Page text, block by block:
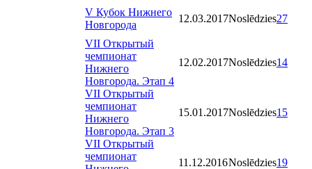
V Кубок Нижнего
Новгорода
12.03.2017Noslēdzies27
VII Открытый
чемпионат
Нижнего
Новгорода. Этап 4
12.02.2017Noslēdzies14
VII Открытый
чемпионат
Нижнего
Новгорода. Этап 3
15.01.2017Noslēdzies15
VII Открытый
чемпионат
11.12.2016Noslēdzies19